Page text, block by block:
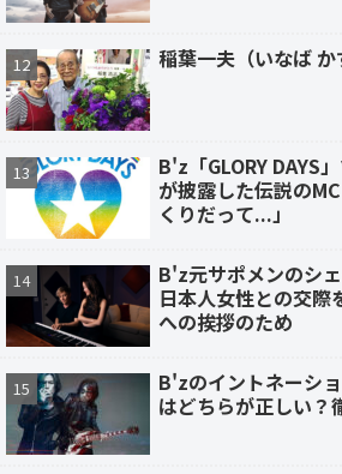
稲葉一夫（いなば か
B'z「GLORY DAYS
が披露した伝説の
くりだって...」
B'z元サポメンのシ
日本人女性との交際
への挨拶のため
B'zのイントネーショ
はどちらが正しい？